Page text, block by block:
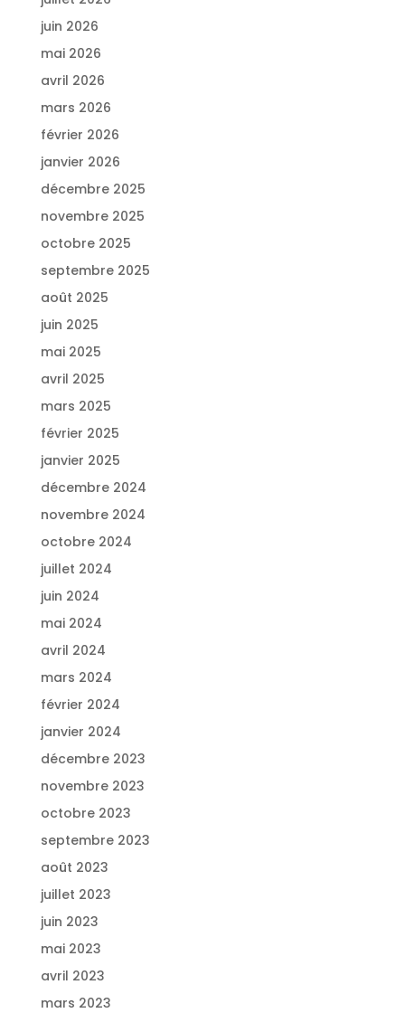
juin 2026
mai 2026
avril 2026
mars 2026
février 2026
janvier 2026
décembre 2025
novembre 2025
octobre 2025
septembre 2025
août 2025
juin 2025
mai 2025
avril 2025
mars 2025
février 2025
janvier 2025
décembre 2024
novembre 2024
octobre 2024
juillet 2024
juin 2024
mai 2024
avril 2024
mars 2024
février 2024
janvier 2024
décembre 2023
novembre 2023
octobre 2023
septembre 2023
août 2023
juillet 2023
juin 2023
mai 2023
avril 2023
mars 2023